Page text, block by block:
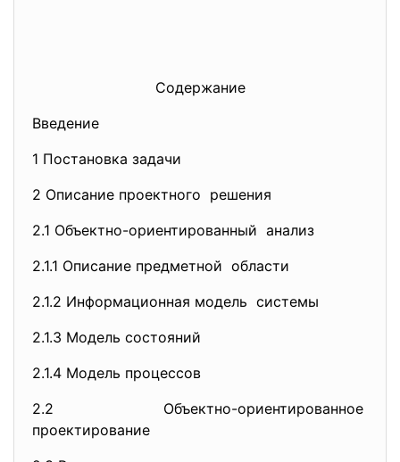
Содержание
Введение
1 Постановка задачи
2 Описание проектного решения
2.1 Объектно-ориентированный анализ
2.1.1 Описание предметной области
2.1.2 Информационная модель системы
2.1.3 Модель состояний
2.1.4 Модель процессов
2.2 Объектно-ориентированное
проектирование